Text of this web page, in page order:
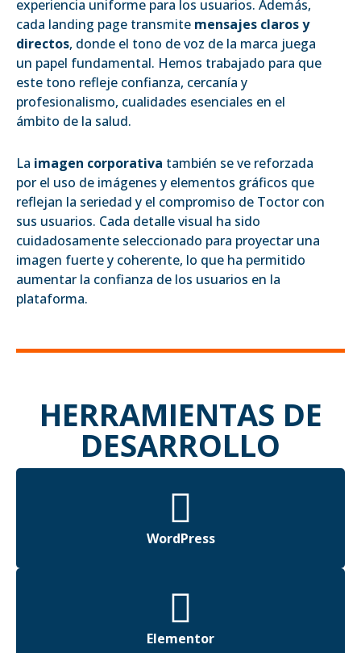
experiencia uniforme para los usuarios. Además,
cada landing page transmite mensajes claros y
directos, donde el tono de voz de la marca juega
un papel fundamental. Hemos trabajado para que
este tono refleje confianza, cercanía y
profesionalismo, cualidades esenciales en el
ámbito de la salud.
La imagen corporativa también se ve reforzada
por el uso de imágenes y elementos gráficos que
reflejan la seriedad y el compromiso de Toctor con
sus usuarios. Cada detalle visual ha sido
cuidadosamente seleccionado para proyectar una
imagen fuerte y coherente, lo que ha permitido
aumentar la confianza de los usuarios en la
plataforma.
HERRAMIENTAS DE
DESARROLLO
WordPress
Elementor